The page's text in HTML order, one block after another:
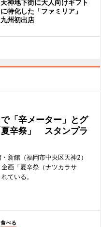
天神地下街に大人向けギフト
に特化した「ファミリア」
九州初出店
「辛メーター」とグ
夏辛祭」 スタンプラ
新館（福岡市中央区天神2）
画「夏辛祭（ナツカラサ
ている。
食べる